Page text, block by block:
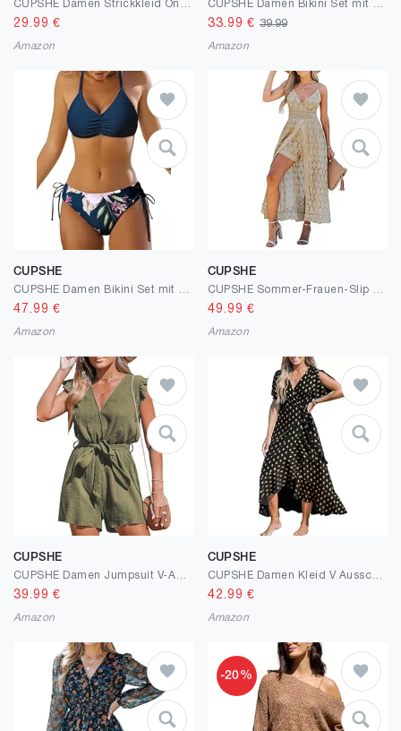
29.99 €
Amazon
33.99 € 39.99
Amazon
CUPSHE
47.99 €
Amazon
CUPSHE
49.99 €
Amazon
CUPSHE
39.99 €
Amazon
CUPSHE
CUPSHE Damen Kleid V Ausschnitt Kurzarm High Low Wickelkleid Rüschensaum Lange Freizeitkleider Sommer Strand Maxi Dress
42.99 €
Amazon
-20%